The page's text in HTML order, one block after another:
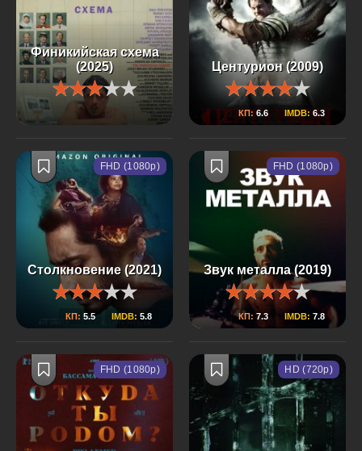
Финикийская схема
(2025)
Центурион (2009)
КП: 6.6 IMDB: 6.3
Столкновение (2021)
КП: 5.5 IMDB: 5.8
FHD (1080p)
Звук металла (2019)
КП: 7.3 IMDB: 7.8
FHD (1080p)
FHD (1080p) HD (720p)